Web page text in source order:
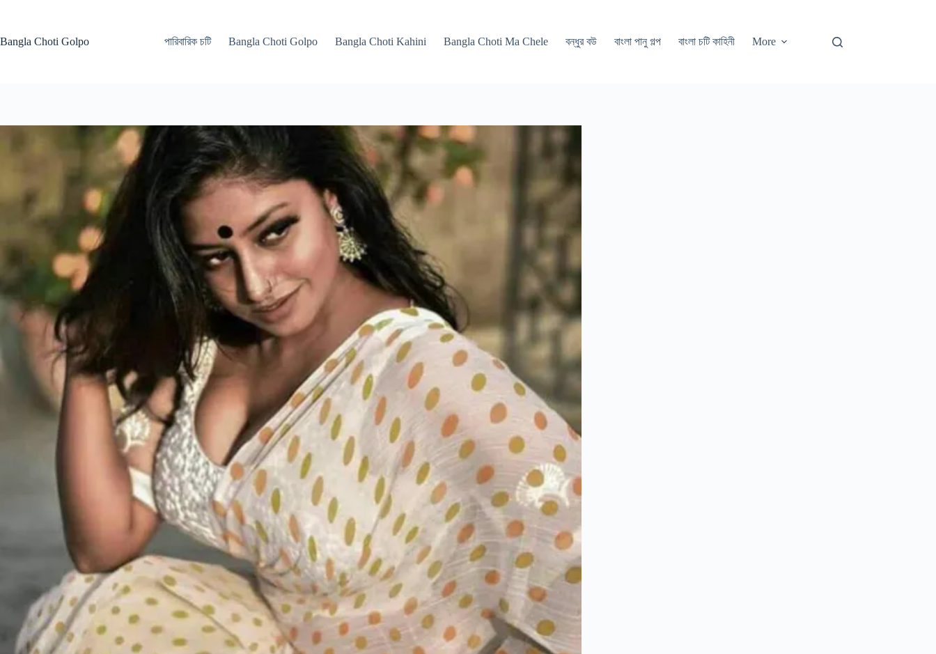
Bangla Choti Golpo
পারিবারিক চটি Bangla Choti Golpo Bangla Choti Kahini Bangla Choti Ma Chele বন্ধুর বউ বাংলা পানু গল্প বাংলা চটি কাহিনী More